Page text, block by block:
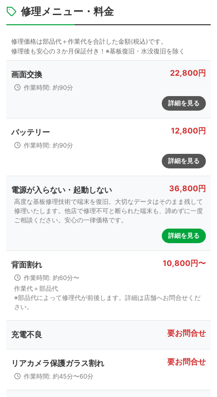
本体カラー
グレー, パープル, ホワイト, ブルー
修理メニュー・料金
画面交換 22,800円
作業時間: 約90分
詳細を見る
バッテリー 12,800円
作業時間: 約90分
詳細を見る
電源が入らない・起動しない 36,800円
高度な基板修理技術で端末を復旧。大切なデータはそのまま残して
修理いたします。他店で修理不可と断られた端末も、諦めずに一度
ご相談ください。安心の一律価格です。
詳細を見る
背面割れ 10,800円〜
作業時間: 約60分〜
作業代＋部品代
※部品代によって修理代が前後します。詳細は店舗へお問合せくだ
さい。
充電不良 要お問合せ
リアカメラ保護ガラス割れ 要お問合せ
作業時間: 約45分〜60分